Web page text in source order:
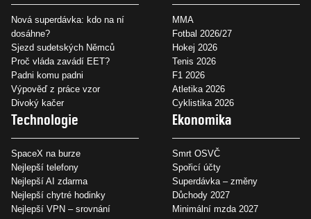
Nová superdávka: kdo na ní
dosáhne?
Sjezd sudetských Němců
Proč vláda zavádí EET?
Padni komu padni
Výpověď z práce vzor
Divoký kačer
MMA
Fotbal 2026/27
Hokej 2026
Tenis 2026
F1 2026
Atletika 2026
Cyklistika 2026
Technologie
SpaceX na burze
Nejlepší telefony
Nejlepší AI zdarma
Nejlepší chytré hodinky
Nejlepší VPN – srovnání
Ekonomika
Smrt OSVČ
Spořicí účty
Superdávka – změny
Důchody 2027
Minimální mzda 2027